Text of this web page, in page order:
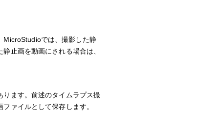
MicroStudioでは、撮影した静
止画を動画にされる場合は、
ります。前述のタイムラプス撮
ァイルとして保存します。